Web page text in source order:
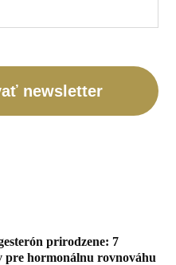
newsletter
prirodzene: 7
pre hormonálnu rovnováhu